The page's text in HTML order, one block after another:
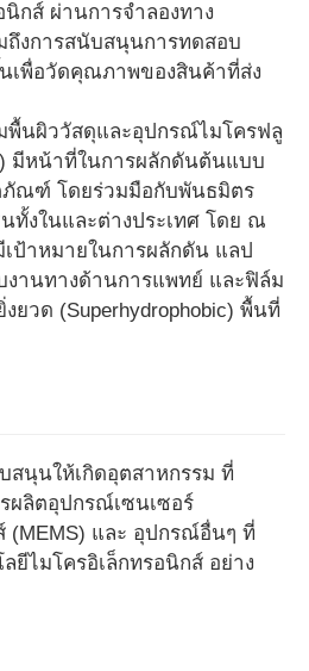
กส์ ผ่านการจำลองทาง
งการสนับสนุนการทดสอบ
เพื่อวัดคุณภาพของสินค้าที่ส่ง
พื้นผิววัสดุและอุปกรณ์ไมโครฟลู
มีหน้าที่ในการผลักดันต้นแบบ
ภัณฑ์ โดยร่วมมือกับพันธมิตร
ทั้งในและต่างประเทศ โดย ณ
ป้าหมายในการผลักดัน แลป
งานทางด้านการแพทย์ และฟิล์ม
ยวด (Superhydrophobic) พื้นที่
สนุนให้เกิดอุตสาหกรรม ที่
ผลิตอุปกรณ์เซนเซอร์
(MEMS) และ อุปกรณ์อื่นๆ ที่
ยีไมโครอิเล็กทรอนิกส์ อย่าง